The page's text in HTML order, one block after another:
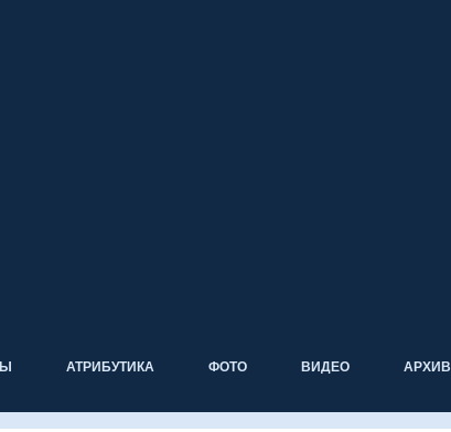
АТРИБУТИКА ФОТО ВИДЕО АРХИВ